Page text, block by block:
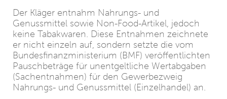
Der Kläger entnahm Nahrungs- und
Genussmittel sowie Non-Food-Artikel, jedoch
keine Tabakwaren. Diese Entnahmen zeichnete
er nicht einzeln auf, sondern setzte die vom
Bundesfinanzministerium (BMF) veröffentlichten
Pauschbeträge für unentgeltliche Wertabgaben
(Sachentnahmen) für den Gewerbezweig
Nahrungs- und Genussmittel (Einzelhandel) an.